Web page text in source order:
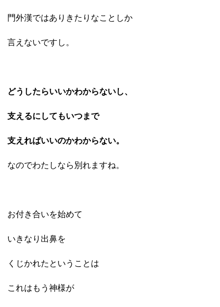
門外漢ではありきたりなことしか
言えないですし。
どうしたらいいかわからないし、
支えるにしてもいつまで
支えればいいのかわからない。
なのでわたしなら別れますね。
お付き合いを始めて
いきなり出鼻を
くじかれたということは
これはもう神様が